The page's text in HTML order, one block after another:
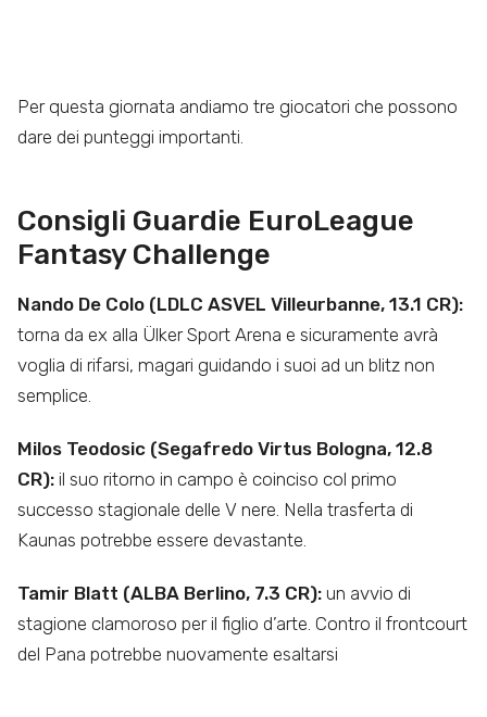
Per questa giornata andiamo tre giocatori che possono
dare dei punteggi importanti.
Consigli Guardie EuroLeague
Fantasy Challenge
Nando De Colo (LDLC ASVEL Villeurbanne, 13.1 CR):
torna da ex alla Ülker Sport Arena e sicuramente avrà
voglia di rifarsi, magari guidando i suoi ad un blitz non
semplice.
Milos Teodosic (Segafredo Virtus Bologna, 12.8
CR): il suo ritorno in campo è coinciso col primo
successo stagionale delle V nere. Nella trasferta di
Kaunas potrebbe essere devastante.
Tamir Blatt (ALBA Berlino, 7.3 CR): un avvio di
stagione clamoroso per il figlio d’arte. Contro il frontcourt
del Pana potrebbe nuovamente esaltarsi